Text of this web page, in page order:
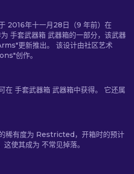
2016年十一月28日（9 年前）在
手套武器箱 武器箱的一部分，该武器
更新推出。 该设计由社区艺术
创作。
在 手套武器箱 武器箱中获得。 它还属
稀有度为 Restricted，开箱时的预计
使其成为 不常见掉落。